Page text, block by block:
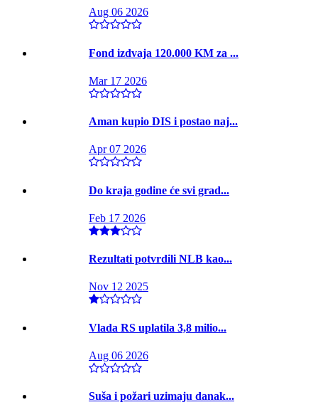
Aug 06 2026
Fond izdvaja 120.000 KM za ...
Mar 17 2026
Aman kupio DIS i postao naj...
Apr 07 2026
Do kraja godine će svi grad...
Feb 17 2026
Rezultati potvrdili NLB kao...
Nov 12 2025
Vlada RS uplatila 3,8 milio...
Aug 06 2026
Suša i požari uzimaju danak...